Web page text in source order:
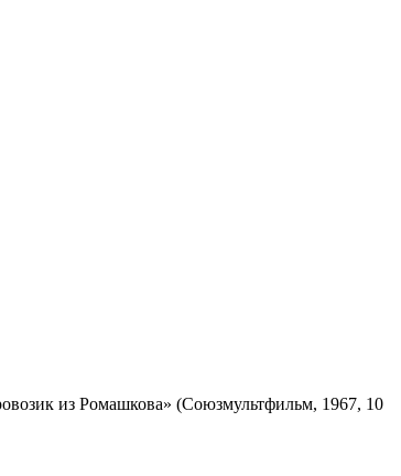
из Ромашкова» (Союзмультфильм, 1967, 10